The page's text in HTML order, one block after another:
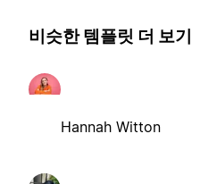
비슷한 템플릿 더 보기
Hannah Witton